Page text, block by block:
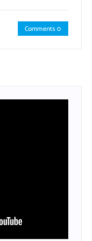
Comments 0